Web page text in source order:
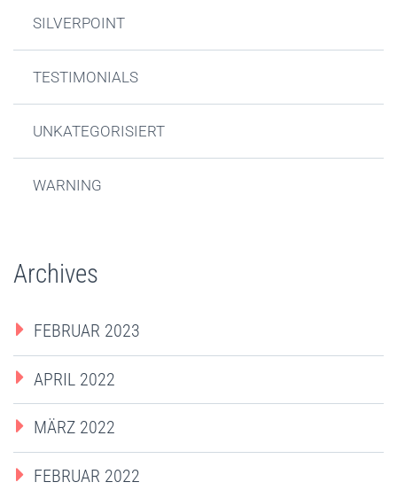
SILVERPOINT
TESTIMONIALS
UNKATEGORISIERT
WARNING
Archives
FEBRUAR 2023
APRIL 2022
MÄRZ 2022
FEBRUAR 2022